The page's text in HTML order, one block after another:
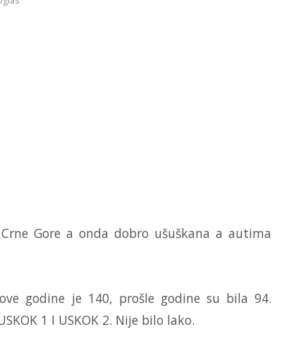
Gore a onda dobro ušuškana a autima
godine je 140, prošle godine su bila 94.
1 I USKOK 2. Nije bilo lako.